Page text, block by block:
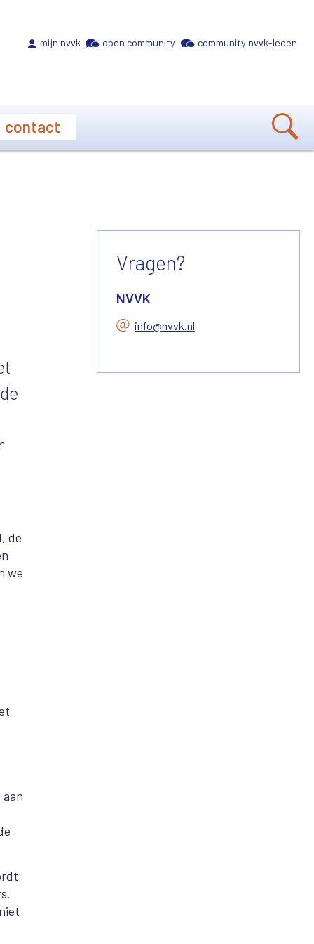
mijn nvvk open community community nvvk-leden
contact
de
we
Vragen?
NVVK
info@nvvk.nl